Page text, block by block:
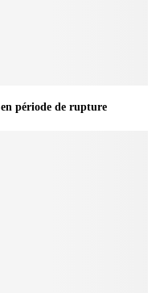
période de rupture